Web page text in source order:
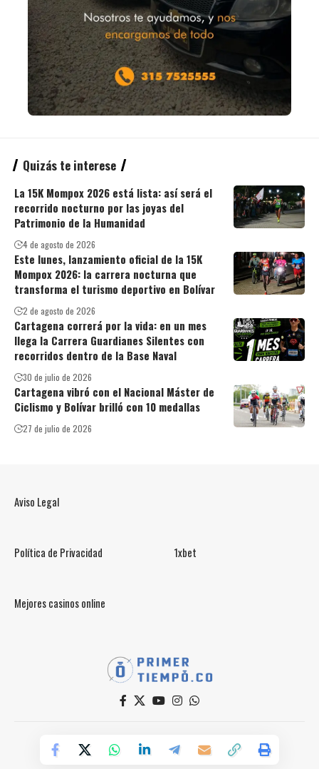
Quizás te interese
La 15K Mompox 2026 está lista: así será el
recorrido nocturno por las joyas del
Patrimonio de la Humanidad
4 de agosto de 2026
Este lunes, lanzamiento oficial de la 15K
Mompox 2026: la carrera nocturna que
transforma el turismo deportivo en Bolívar
2 de agosto de 2026
Cartagena correrá por la vida: en un mes
llega la Carrera Guardianes Silentes con
recorridos dentro de la Base Naval
30 de julio de 2026
Cartagena vibró con el Nacional Máster de
Ciclismo y Bolívar brilló con 10 medallas
27 de julio de 2026
Aviso Legal
Política de Privacidad 1xbet
Mejores casinos online
Powered by Primer Tiempo Deportes SAS